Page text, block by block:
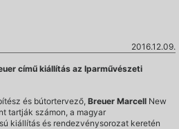
2016.12.09.
című kiállítás az Iparművészeti
és bútortervező,Breuer Marcell New
tartják számon, a magyar
kiállítás és rendezvénysorozat keretén